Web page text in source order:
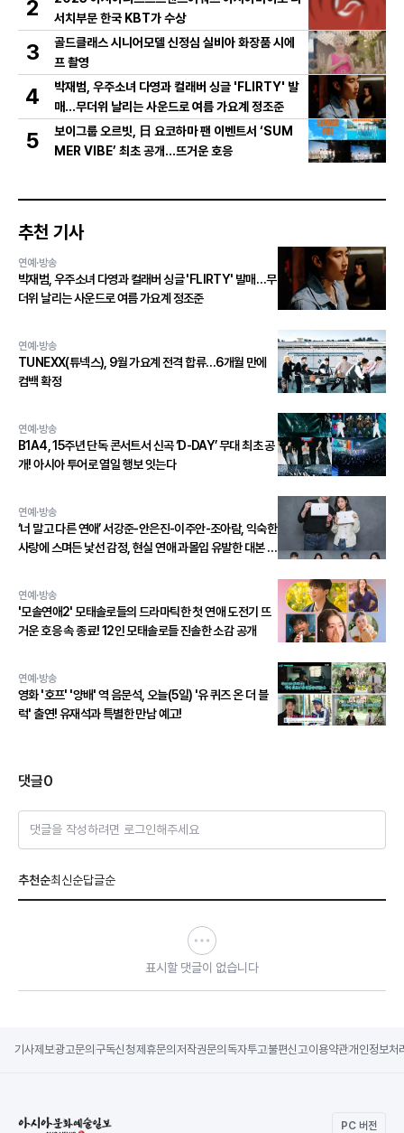
2
서치부문 한국 KBT가 수상
3
골드클래스 시니어모델 신정심 실비아 화장품 시에
프 촬영
4
박재범, 우주소녀 다영과 컬래버 싱글 'FLIRTY' 발
매…무더위 날리는 사운드로 여름 가요계 정조준
5
보이그룹 오르빗, 日 요코하마 팬 이벤트서 ‘SUM
MER VIBE’ 최초 공개…뜨거운 호응
추천 기사
연예·방송
박재범, 우주소녀 다영과 컬래버 싱글 'FLIRTY' 발매…무
더위 날리는 사운드로 여름 가요계 정조준
연예·방송
TUNEXX(튜넥스), 9월 가요계 전격 합류…6개월 만에
컴백 확정
연예·방송
B1A4, 15주년 단독 콘서트서 신곡 ‘D-DAY’ 무대 최초 공
개! 아시아 투어로 열일 행보 잇는다
연예·방송
‘너 말고 다른 연애’ 서강준-안은진-이주안-조아람, 익숙한
사랑에 스며든 낯선 감정, 현실 연애 과몰입 유발한 대본 연
연예·방송
'모솔연애2' 모태솔로들의 드라마틱한 첫 연애 도전기 뜨
거운 호응 속 종료! 12인 모태솔로들 진솔한 소감 공개
연예·방송
영화 '호프' '양배' 역 음문석, 오늘(5일) '유 퀴즈 온 더 블
럭' 출연! 유재석과 특별한 만남 예고!
댓글0
댓글을 작성하려면 로그인해주세요
추천순최신순답글순
표시할 댓글이 없습니다
기사제보광고문의 구독신청제휴문의 저작권문의 독자투고불편신고이용약관개인정보처
PC 버전